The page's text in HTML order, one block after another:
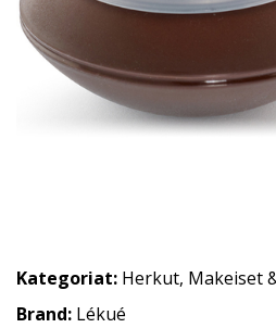
Kategoriat: Herkut, Makeiset
Brand: Lékué